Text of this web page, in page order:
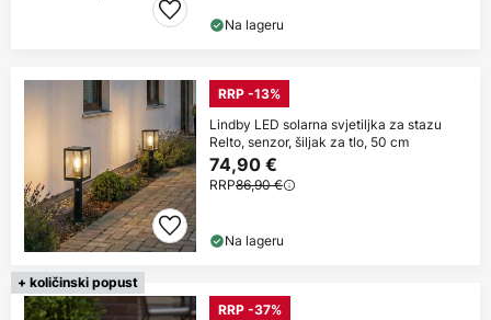
Na lageru
RRP -13%
Lindby LED solarna svjetiljka za stazu
Relto, senzor, šiljak za tlo, 50 cm
74,90 €
RRP86,90 €
Na lageru
+ količinski popust
RRP -37%